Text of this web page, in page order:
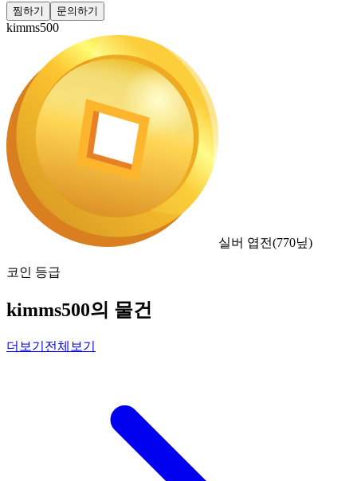
찜하기 문의하기
kimms500
실버 엽전(770닢)
코인 등급
kimms500의 물건
더보기 전체보기